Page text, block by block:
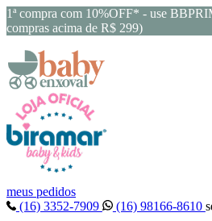
1ª compra com 10%OFF* - use
compras acima de R$ 299)
meus pedidos
(16) 3352-7909
(16) 98166-8610